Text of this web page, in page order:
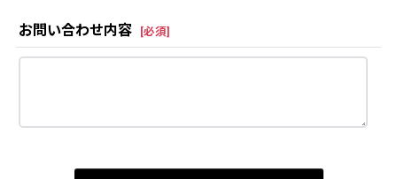
お問い合わせ内容 [必須]